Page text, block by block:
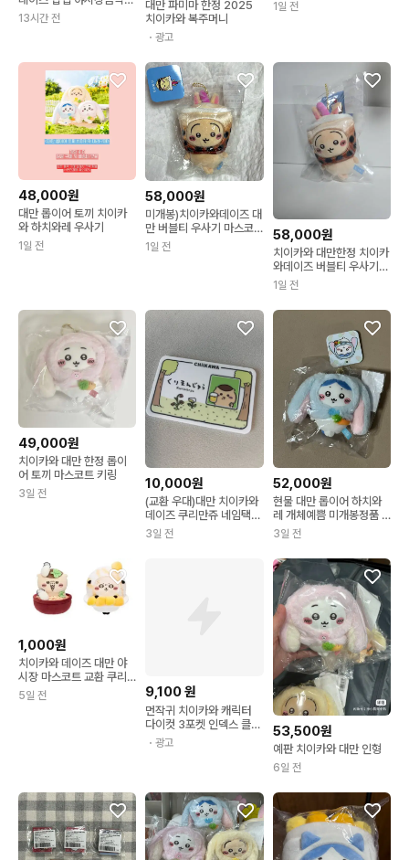
랏코 쿠리 시사 카니
13시간 전
대만 파미마 한정 2025
치이카와 복주머니
・광고
1일 전
48,000원
대만 롭이어 토끼 치이카
와 하치와레 우사기
1일 전
58,000원
미개봉)치이카와데이즈 대
만 버블티 우사기 마스코
트
1일 전
58,000원
치이카와 대만한정 치이카
와데이즈 버블티 우사기
마스코트 판매
1일 전
49,000원
치이카와 대만 한정 롭이
어 토끼 마스코트 키링
3일 전
10,000원
(교환 우대)대만 치이카와
데이즈 쿠리만쥬 네임택
굿즈
3일 전
52,000원
현물 대만 롭이어 하치와
레 개체예쁨 미개봉정품 +
대만 치이카와샵 쇼핑백
3일 전
1,000원
치이카와 데이즈 대만 야
시장 마스코트 교환 쿠리
만쥬 랏코
5일 전 9,100원
먼작귀 치이카와 캐릭터
다이컷 3포켓 인덱스 클리
어 파일(일)) 010115
・광고
53,500원
예판 치이카와 대만 인형
6일 전